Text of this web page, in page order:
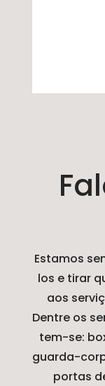
Estamos
los e tirar
aos
Dentre os
tem-se:
guarda-
portas